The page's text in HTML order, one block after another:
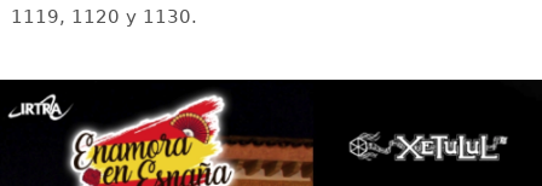
1119, 1120 y 1130.